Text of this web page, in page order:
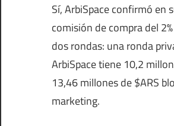
Sí, ArbiSpace confirmó en
comisión de compra del
dos rondas: una ronda
ArbiSpace tiene 10,2
13,46 millones de $ARS
marketing.